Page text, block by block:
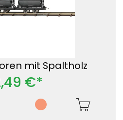
mit Spaltholz
€*